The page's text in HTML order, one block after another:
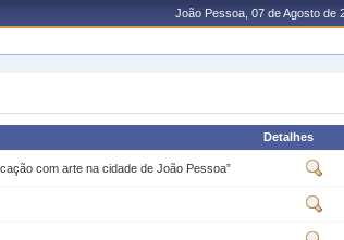
João Pessoa, 07 de Agosto de
Detalhes
com arte na cidade de João Pessoa”